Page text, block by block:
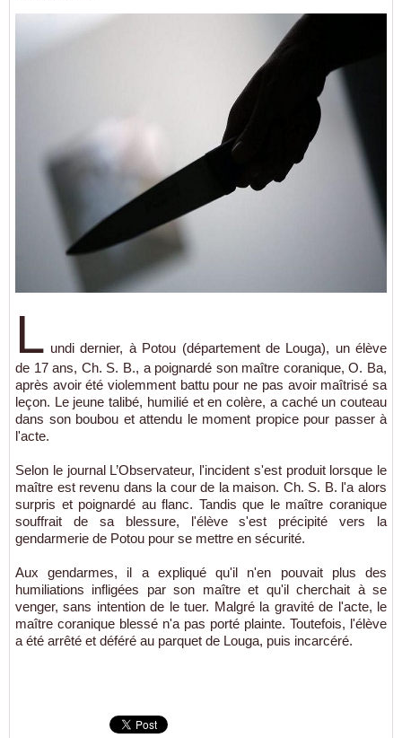
L undi dernier, à Potou (département de Louga), un élève
de 17 ans, Ch. S. B., a poignardé son maître coranique, O. Ba,
après avoir été violemment battu pour ne pas avoir maîtrisé sa
leçon. Le jeune talibé, humilié et en colère, a caché un couteau
dans son boubou et attendu le moment propice pour passer à
l'acte.
Selon le journal L’Observateur, l'incident s'est produit lorsque le
maître est revenu dans la cour de la maison. Ch. S. B. l'a alors
surpris et poignardé au flanc. Tandis que le maître coranique
souffrait de sa blessure, l'élève s'est précipité vers la
gendarmerie de Potou pour se mettre en sécurité.
Aux gendarmes, il a expliqué qu'il n'en pouvait plus des
humiliations infligées par son maître et qu'il cherchait à se
venger, sans intention de le tuer. Malgré la gravité de l'acte, le
maître coranique blessé n'a pas porté plainte. Toutefois, l'élève
a été arrêté et déféré au parquet de Louga, puis incarcéré.